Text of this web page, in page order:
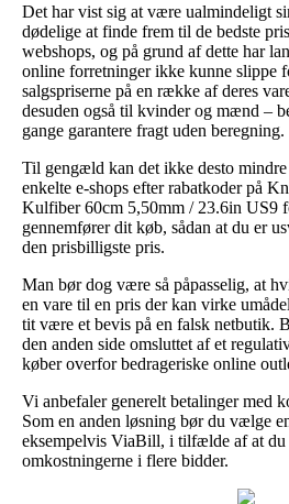
Det har vist sig at være ualmindeligt
dødelige at finde frem til de bedste
webshops, og på grund af dette har
online forretninger ikke kunne slippe
salgspriserne på en række af deres
desuden også til kvinder og mænd –
gange garantere fragt uden beregning.
Til gengæld kan det ikke desto
enkelte e-shops efter rabatkoder på
Kulfiber 60cm 5,50mm / 23.6in US9
gennemfører dit køb, sådan at du er
den prisbilligste pris.
Man bør dog være så påpasselig, at
en vare til en pris der kan virke
tit være et bevis på en falsk netbutik.
den anden side omsluttet af et
køber overfor bedrageriske online
Vi anbefaler generelt betalinger med
Som en anden løsning bør du vælge
eksempelvis ViaBill, i tilfælde af at du
omkostningerne i flere bidder.